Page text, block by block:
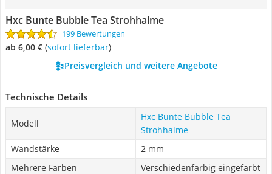
Hxc Bunte Bubble Tea Strohhalme
199 Bewertungen
ab 6,00 € ( Sofort lieferbar)
Preisvergleich und weitere Angebote
Technische Details
Modell
Hxc Bunte Bubble Tea
Strohhalme
Wandstärke
2 mm
Mehrere Farben
Verschiedenfarbig eingefärbt